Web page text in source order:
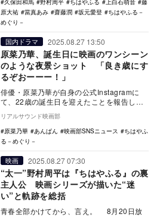
久保田和馬 野村周平 ちはやふる 上白石萌音
藤
原大祐
當真あみ 齋藤潤 坂元愛登
ちはやふる－
めぐり－
国内ドラマ 2025.08.27 13:50
原菜乃華、誕生日に映画のワンシーン
のような夜景ショット 「良き歳にす
るぞおーーー︎！」
俳優・原菜乃華が自身の公式Instagramに
て、22歳の誕生日を迎えたことを報告し
た。 現在、NHK連続テレビ小説『あん
ぱ…
リアルサウンド映画部
原菜乃華
あんぱん 映画部SNSニュース
ちはやふ
る－めぐり－
映画 2025.08.27 07:30
“太一”野村周平は『ちはやふる』の裏
主人公 映画シリーズが描いた“迷
い”と軌跡を総括
青春全部かけてから、言え。 8月20日放